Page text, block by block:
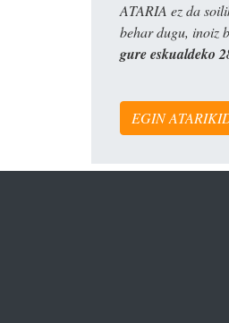
ATARIA ez da
behar dugu, inoiz
gure eskualdeko
EGIN